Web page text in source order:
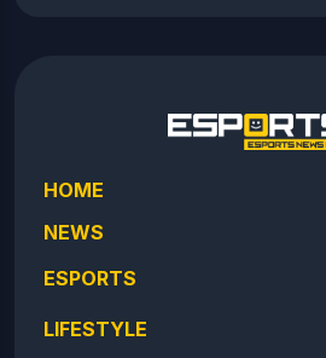
HOME
NEWS
ESPORTS
LIFESTYLE